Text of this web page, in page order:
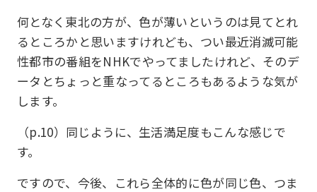
何となく東北の方が、色が薄いというのは見てとれ
るところかと思いますけれども、つい最近消滅可能
性都市の番組をNHKでやってましたけれど、そのデ
ータとちょっと重なってるところもあるような気が
します。
（p.10）同じように、生活満足度もこんな感じで
す。
ですので、今後、これら全体的に色が同じ色、つま